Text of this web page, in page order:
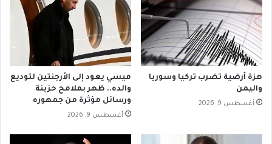
هزة أرضية تضرب تركيا وسوريا
واليمن
أغسطس 9, 2026
ميسي يعود إلى الأرجنتين لتوديع
والده.. ظهر بملامح حزينة
ورسائل مؤثرة من جمهوره
أغسطس 9, 2026